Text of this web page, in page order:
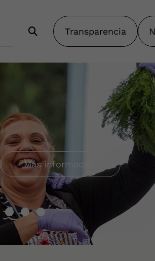
Transparencia
información